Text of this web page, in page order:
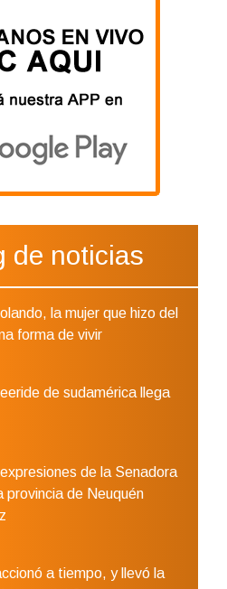
de noticias
la mujer que hizo del
forma de vivir
de sudamérica llega
de la Senadora
provincia de Neuquén
a tiempo, y llevó la